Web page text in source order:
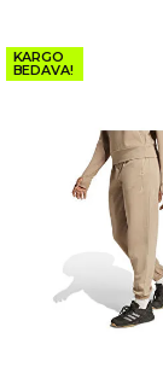
KARGO
BEDAVA!